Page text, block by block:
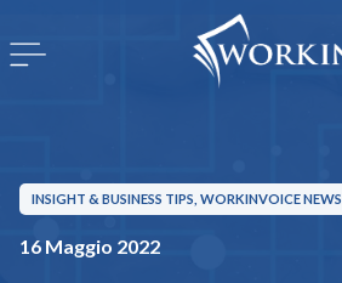
INSIGHT & BUSINESS TIPS WORKINVOICE NEWS
16 Maggio 2022